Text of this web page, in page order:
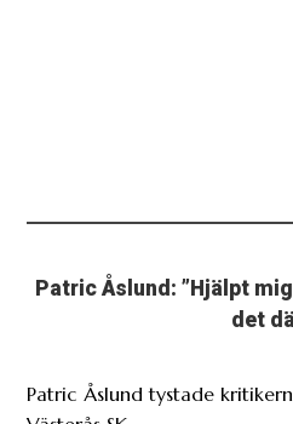
Patric Åslund: ”Hjälpt
det
Patric Åslund tystade